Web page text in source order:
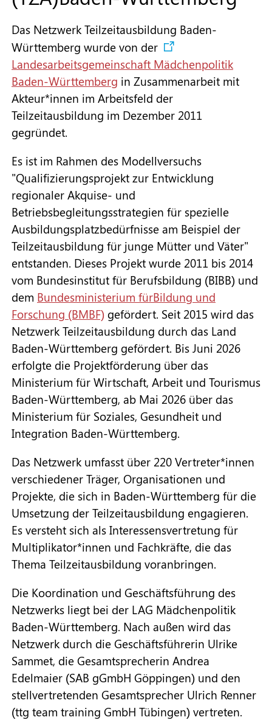
Mitglied werden
Infos zur TZA
Für Unternehmen
Pflege TZA
ESF-Förderprogramm
Downloads & Termine
Das Netzwerk Teilzeitausbildung Baden-
Württemberg wurde von der
Landesarbeitsgemeinschaft Mädchenpolitik
Baden-Württemberg in Zusammenarbeit mit
Akteur*innen im Arbeitsfeld der
Teilzeitausbildung im Dezember 2011
gegründet.
Es ist im Rahmen des Modellversuchs
"Qualifizierungsprojekt zur Entwicklung
regionaler Akquise- und
Betriebsbegleitungsstrategien für spezielle
Ausbildungsplatzbedürfnisse am Beispiel der
Teilzeitausbildung für junge Mütter und Väter"
entstanden. Dieses Projekt wurde 2011 bis 2014
vom Bundesinstitut für Berufsbildung (BIBB) und
dem Bundesministerium fürBildung und
Forschung (BMBF) gefördert. Seit 2015 wird das
Netzwerk Teilzeitausbildung durch das Land
Baden-Württemberg gefördert. Bis Juni 2026
erfolgte die Projektförderung über das
Ministerium für Wirtschaft, Arbeit und Tourismus
Baden-Württemberg, ab Mai 2026 über das
Ministerium für Soziales, Gesundheit und
Integration Baden-Württemberg.
Das Netzwerk umfasst über 220 Vertreter*innen
verschiedener Träger, Organisationen und
Projekte, die sich in Baden-Württemberg für die
Umsetzung der Teilzeitausbildung engagieren.
Es versteht sich als Interessensvertretung für
Multiplikator*innen und Fachkräfte, die das
Thema Teilzeitausbildung voranbringen.
Die Koordination und Geschäftsführung des
Netzwerks liegt bei der LAG Mädchenpolitik
Baden-Württemberg. Nach außen wird das
Netzwerk durch die Geschäftsführerin Ulrike
Sammet, die Gesamtsprecherin Andrea
Edelmaier (SAB gGmbH Göppingen) und den
stellvertretenden Gesamtsprecher Ulrich Renner
(ttg team training GmbH Tübingen) vertreten.